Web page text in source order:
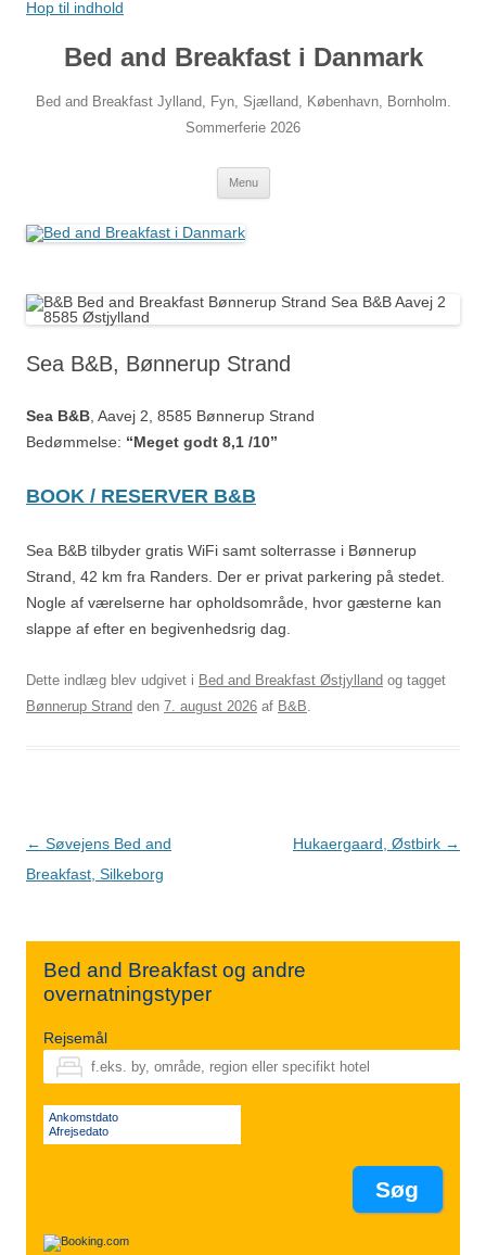
Hop til indhold
Bed and Breakfast i Danmark
Bed and Breakfast Jylland, Fyn, Sjælland, København, Bornholm.
Sommerferie 2026
Menu
Sea B&B, Bønnerup Strand
Sea B&B , Aavej 2, 8585 Bønnerup Strand
Bedømmelse: “Meget godt 8,1 /10”
BOOK / RESERVER B&B
Sea B&B tilbyder gratis WiFi samt solterrasse i Bønnerup
Strand, 42 km fra Randers. Der er privat parkering på stedet.
Nogle af værelserne har opholdsområde, hvor gæsterne kan
slappe af efter en begivenhedsrig dag.
Dette indlæg blev udgivet i Bed and Breakfast Østjylland og tagget
Bønnerup Strand den 7. august 2026 af B&B.
Indlægsnavigation
← Søvejens Bed and
Breakfast, Silkeborg
Hukaergaard, Østbirk →
Bed and Breakfast og andre
overnatningstyper
Rejsemål
Ankomstdato
Afrejsedato